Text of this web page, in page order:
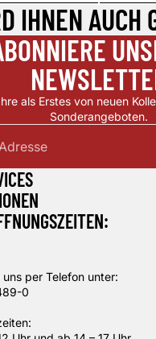
IHNEN AUCH
als Erstes von neuen
Sonderangeboten.
uns per Telefon unter:
0